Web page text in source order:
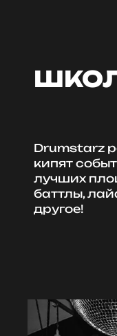
Drumstarz
кипят
лучших
баттлы,
другое!